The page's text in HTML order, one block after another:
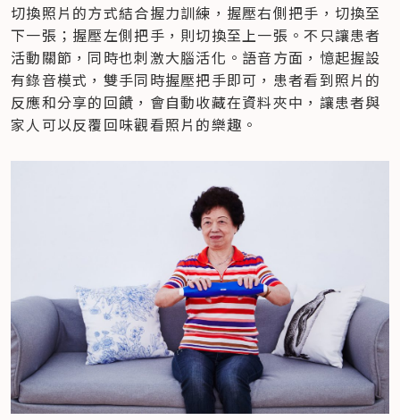
切換照片的方式結合握力訓練，握壓右側把手，切換至
下一張；握壓左側把手，則切換至上一張。不只讓患者
活動關節，同時也刺激大腦活化。語音方面，憶起握設
有錄音模式，雙手同時握壓把手即可，患者看到照片的
反應和分享的回饋，會自動收藏在資料夾中，讓患者與
家人可以反覆回味觀看照片的樂趣。